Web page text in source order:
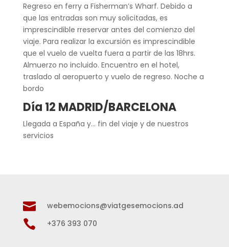
Regreso en ferry a Fisherman’s Wharf. Debido a
que las entradas son muy solicitadas, es
imprescindible rreservar antes del comienzo del
viaje. Para realizar la excursión es imprescindible
que el vuelo de vuelta fuera a partir de las 18hrs.
Almuerzo no incluido. Encuentro en el hotel,
traslado al aeropuerto y vuelo de regreso. Noche a
bordo
Día 12 MADRID/BARCELONA
Llegada a España y… fin del viaje y de nuestros
servicios
 webemocions@viatgesemocions.ad
 +376 393 070